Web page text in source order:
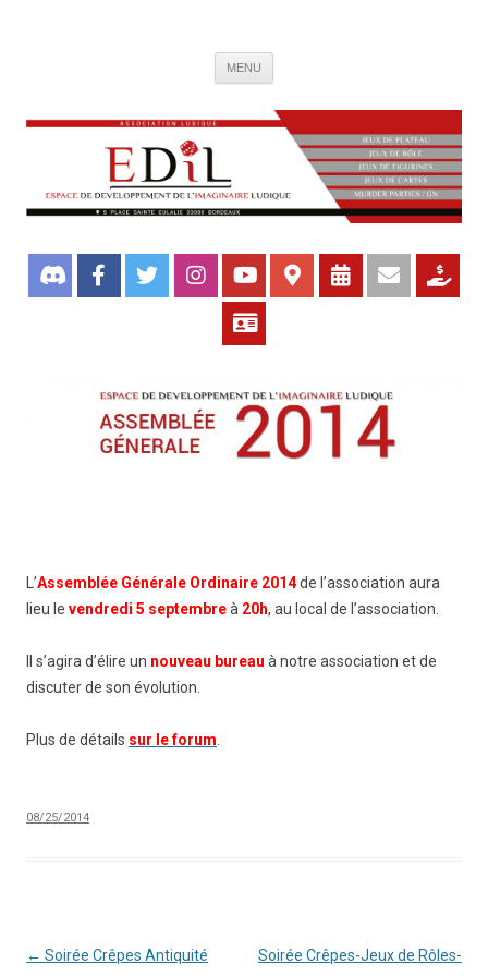
bordelaise
MENU
L’Assemblée Générale Ordinaire 2014de l’association aura
lieu le vendredi 5 septembreà 20h, au local de l’association.
Il s’agira d’élire un nouveau bureau à notre association et de
discuter de son évolution.
Plus de détails sur le forum.
08/25/2014
Navigation
← Soirée Crêpes Antiquité Soirée Crêpes-Jeux de Rôles-